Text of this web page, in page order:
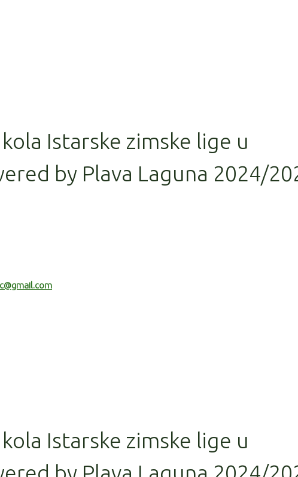
Istarske zimske lige u
by Plava Laguna 2024/
Istarske zimske lige u